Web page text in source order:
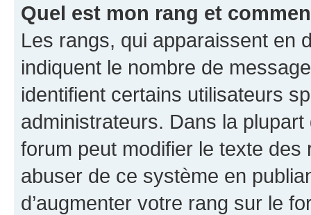
Quel est mon rang et
Les rangs, qui apparaissent en
indiquent le nombre de
identifient certains utilisateurs
administrateurs. Dans la
forum peut modifier le texte
abuser de ce système en
d’augmenter votre rang sur le